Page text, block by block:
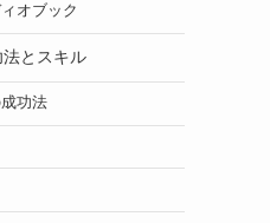
オブック
とスキル
功法